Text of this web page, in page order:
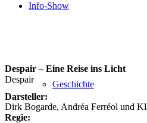
Info-Show
Geschichte
Despair – Eine Reise ins Licht
Despair
Darsteller:
Dirk Bogarde, Andréa Ferréol und
Regie: